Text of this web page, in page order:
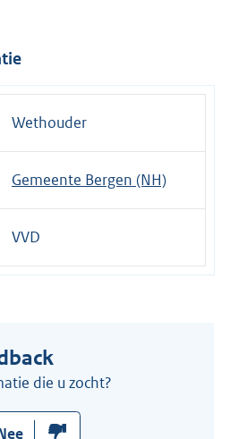
Wethouder
Gemeente Bergen (NH)
VVD
die u zocht?